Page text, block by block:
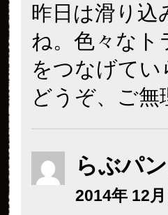
昨日は滑り
ね。色々なト
をつなげて
どうぞ、ご
らぶパ
2014年 12月